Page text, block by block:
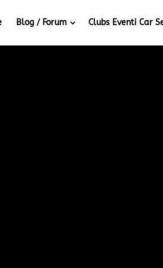
Blog / Forum Clubs Eventi Car